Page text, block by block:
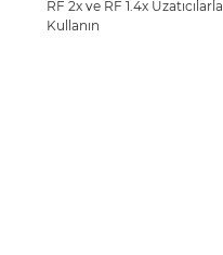
RF 2x ve RF 1.4x Uzatıcılarla
Kullanın